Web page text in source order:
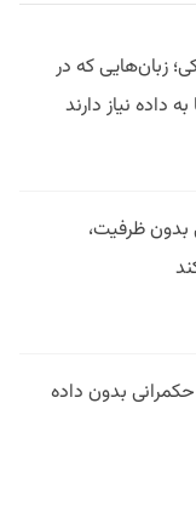
زبان‌هایی که در
نیاز دارند
ظرفیت،
بدون داده